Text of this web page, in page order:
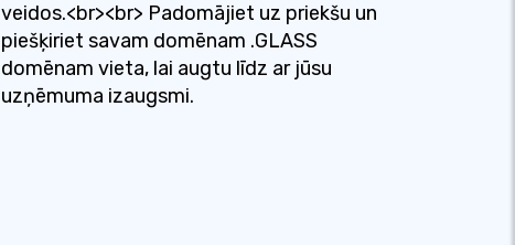
veidos.<br><br> Padomājiet uz priekšu un
piešķiriet savam domēnam .GLASS
domēnam vieta, lai augtu līdz ar jūsu
uzņēmuma izaugsmi.